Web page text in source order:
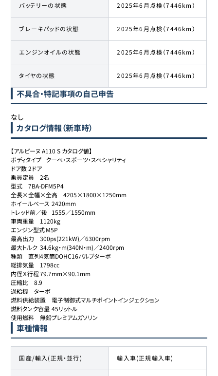
バッテリーの状態 2025年6月点検（7446km）
ブレーキパッドの状態 2025年6月点検（7446km）
エンジンオイルの状態 2025年6月点検（7446km）
タイヤの状態 2025年6月点検（7446km）
不具合・特記事項の自己申告
なし
カタログ情報（新車時）
【アルピーヌ A110 S カタログ値】
ボディタイプ	クーペ・スポーツ・スペシャリティ
ドア数	2ドア
乗員定員	2名
型式	7BA-DFM5P4
全長×全幅×全高	4205×1800×1250mm
ホイールベース	2420mm
トレッド前／後	1555／1550mm
車両重量	1120kg
エンジン型式	M5P
最高出力	300ps(221kW)／6300rpm
最大トルク	34.6kg・m(340N・m)／2400rpm
種類	直列4気筒DOHC16バルブターボ
総排気量	1798cc
内径Ｘ行程	79.7mm×90.1mm
圧縮比	8.9
過給機	ターボ
燃料供給装置	電子制御式マルチポイントインジェクション
燃料タンク容量	45リットル
使用燃料	無鉛プレミアムガソリン
車種情報
国産/輸入(正規・並行) 輸入車(正規輸入車)